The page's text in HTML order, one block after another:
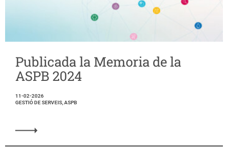
Publicada la Memoria de la
ASPB 2024
11-02-2026
GESTIÓ DE SERVEIS, ASPB